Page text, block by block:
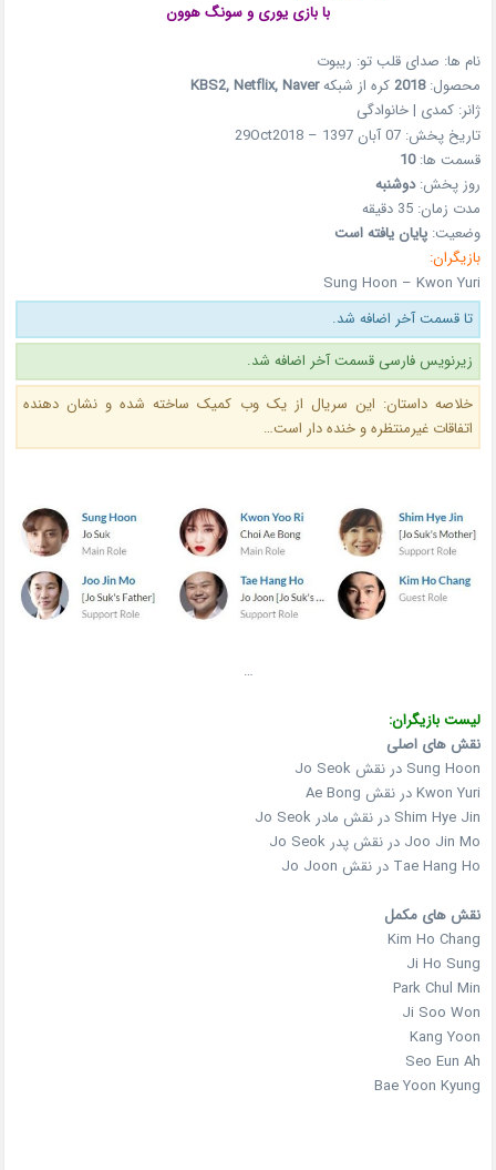
با بازی یوری و سونگ هوون
نام ها: صدای قلب تو: ریبوت
محصول:2018کره از شبکهKBS2, Netflix, Naver
ژانر: کمدی | خانوادگی
تاریخ پخش: 07 آبان 1397 – 29Oct2018
قسمت ها:10
روز پخش:دوشنبه
مدت زمان: 35 دقیقه
وضعیت:پایان یافته است
بازیگران:
Sung Hoon – Kwon Yuri
تا قسمت آخر اضافه شد.
زیرنویس فارسی قسمت آخر اضافه شد.
خلاصه داستان: این سریال از یک وب کمیک ساخته شده و نشان دهنده
اتفاقات غیرمنتظره و خنده دار است…
…
لیست بازیگران:
نقش های اصلی
Sung Hoon در نقش Jo Seok
Kwon Yuri در نقش Ae Bong
Shim Hye Jin در نقش مادر Jo Seok
Joo Jin Mo در نقش پدر Jo Seok
Tae Hang Ho در نقش Jo Joon
نقش های مکمل
Kim Ho Chang
Ji Ho Sung
Park Chul Min
Ji Soo Won
Kang Yoon
Seo Eun Ah
Bae Yoon Kyung